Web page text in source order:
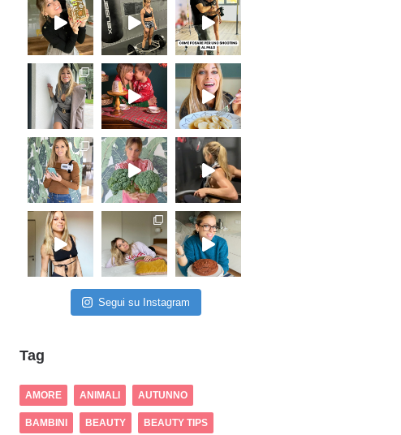
Segui su Instagram
Tag
AMORE ANIMALI AUTUNNO
BAMBINI BEAUTY BEAUTY TIPS